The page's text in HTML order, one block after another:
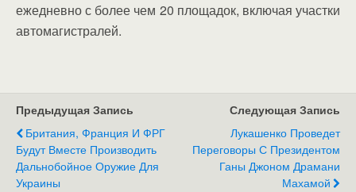
ежедневно с более чем 20 площадок, включая участки
автомагистралей.
Предыдущая Запись
Британия, Франция И ФРГ
Будут Вместе Производить
Дальнобойное Оружие Для
Украины
Следующая Запись
Лукашенко Проведет
Переговоры С Президентом
Ганы Джоном Драмани
Махамой